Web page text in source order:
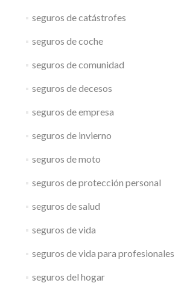
seguros de catástrofes
seguros de coche
seguros de comunidad
seguros de decesos
seguros de empresa
seguros de invierno
seguros de moto
seguros de protección personal
seguros de salud
seguros de vida
seguros de vida para profesionales
seguros del hogar